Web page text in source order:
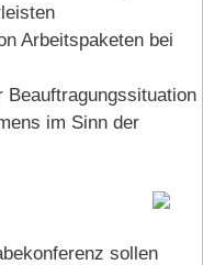
Arbeitspaketen bei
Beauftragungssituation
im Sinn der
sollen